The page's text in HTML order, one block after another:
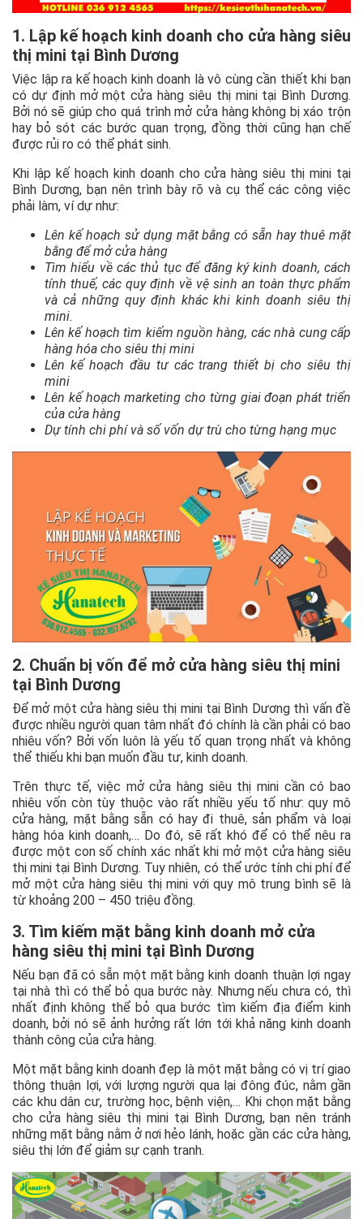
1. Lập kế hoạch kinh doanh cho cửa hàng siêu
thị mini tại Bình Dương
Việc lập ra kế hoạch kinh doanh là vô cùng cần thiết khi bạn
có dự định mở một cửa hàng siêu thị mini tại Bình Dương.
Bởi nó sẽ giúp cho quá trình mở cửa hàng không bị xáo trộn
hay bỏ sót các bước quan trọng, đồng thời cũng hạn chế
được rủi ro có thể phát sinh.
Khi lập kế hoạch kinh doanh cho cửa hàng siêu thị mini tại
Bình Dương, bạn nên trình bày rõ và cụ thể các công việc
phải làm, ví dự như:
Lên kế hoạch sử dụng mặt bằng có sẵn hay thuê mặt
bằng để mở cửa hàng
Tìm hiểu về các thủ tục để đăng ký kinh doanh, cách
tính thuế, các quy định về vệ sinh an toàn thực phẩm
và cả những quy định khác khi kinh doanh siêu thị
mini.
Lên kế hoạch tìm kiếm nguồn hàng, các nhà cung cấp
hàng hóa cho siêu thị mini
Lên kế hoạch đầu tư các trang thiết bị cho siêu thị
mini
Lên kế hoạch marketing cho từng giai đoạn phát triển
của cửa hàng
Dự tính chi phí và số vốn dự trù cho từng hạng mục
2. Chuẩn bị vốn để mở cửa hàng siêu thị mini
tại Bình Dương
Để mở một cửa hàng siêu thị mini tại Bình Dương thì vấn đề
được nhiều người quan tâm nhất đó chính là cần phải có bao
nhiêu vốn? Bởi vốn luôn là yếu tố quan trọng nhất và không
thể thiếu khi bạn muốn đầu tư, kinh doanh.
Trên thực tế, việc mở cửa hàng siêu thị mini cần có bao
nhiêu vốn còn tùy thuộc vào rất nhiều yếu tố như: quy mô
cửa hàng, mặt bằng sẵn có hay đi thuê, sản phẩm và loại
hàng hóa kinh doanh,… Do đó, sẽ rất khó để có thể nêu ra
được một con số chính xác nhất khi mở một cửa hàng siêu
thị mini tại Bình Dương. Tuy nhiên, có thể ước tính chi phí để
mở một cửa hàng siêu thị mini với quy mô trung bình sẽ là
từ khoảng 200 – 450 triệu đồng.
3. Tìm kiếm mặt bằng kinh doanh mở cửa
hàng siêu thị mini tại Bình Dương
Nếu bạn đã có sẵn một mặt bằng kinh doanh thuận lợi ngay
tại nhà thì có thể bỏ qua bước này. Nhưng nếu chưa có, thì
nhất định không thể bỏ qua bước tìm kiếm địa điểm kinh
doanh, bởi nó sẽ ảnh hưởng rất lớn tới khả năng kinh doanh
thành công của cửa hàng.
Một mặt bằng kinh doanh đẹp là một mặt bằng có vị trí giao
thông thuận lợi, với lượng người qua lại đông đúc, nằm gần
các khu dân cư, trường học, bệnh viện,… Khi chọn mặt bằng
cho cửa hàng siêu thị mini tại Bình Dương, bạn nên tránh
những mặt bằng nằm ở nơi hẻo lánh, hoặc gần các cửa hàng,
siêu thị lớn để giảm sự cạnh tranh.